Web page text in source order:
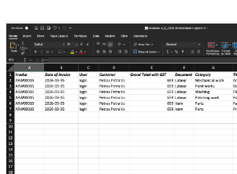
Integracje
Audatex